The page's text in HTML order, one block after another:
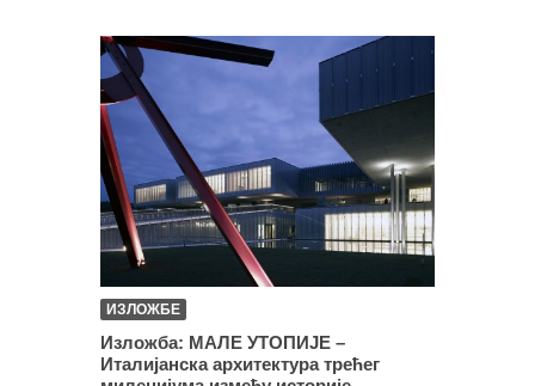
ИЗЛОЖБЕ
Изложба: МАЛЕ УТОПИЈЕ –
Италијанска архитектура трећег